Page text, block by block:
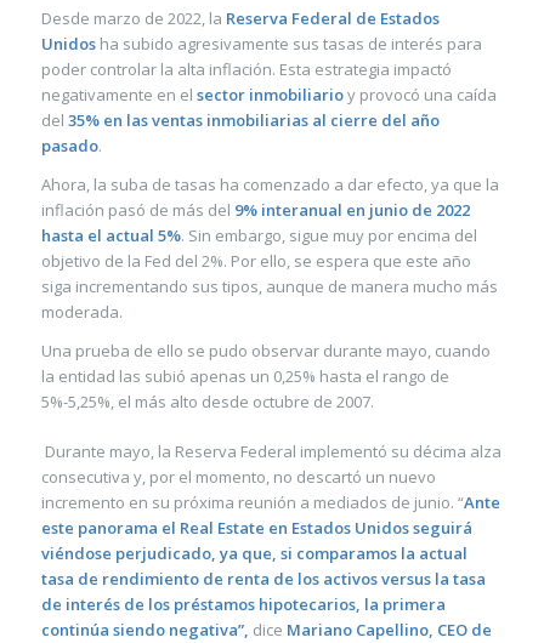
Desde marzo de 2022, la Reserva Federal de Estados
Unidos ha subido agresivamente sus tasas de interés para
poder controlar la alta inflación. Esta estrategia impactó
negativamente en el sector inmobiliarioy provocó una caída
del 35% en las ventas inmobiliarias al cierre del año
pasado.
Ahora, la suba de tasas ha comenzado a dar efecto, ya que la
inflación pasó de más del 9% interanual en junio de 2022
hasta el actual 5%. Sin embargo, sigue muy por encima del
objetivo de la Fed del 2%. Por ello, se espera que este año
siga incrementando sus tipos, aunque de manera mucho más
moderada.
Una prueba de ello se pudo observar durante mayo, cuando
la entidad las subió apenas un 0,25% hasta el rango de
5%-5,25%, el más alto desde octubre de 2007.
Durante mayo, la Reserva Federal implementó su décima alza
consecutiva y, por el momento, no descartó un nuevo
incremento en su próxima reunión a mediados de junio. “Ante
este panorama el Real Estate en Estados Unidos seguirá
viéndose perjudicado, ya que, si comparamos la actual
tasa de rendimiento de renta de los activos versus la tasa
de interés de los préstamos hipotecarios, la primera
continúa siendo negativa”, dice Mariano Capellino, CEO de